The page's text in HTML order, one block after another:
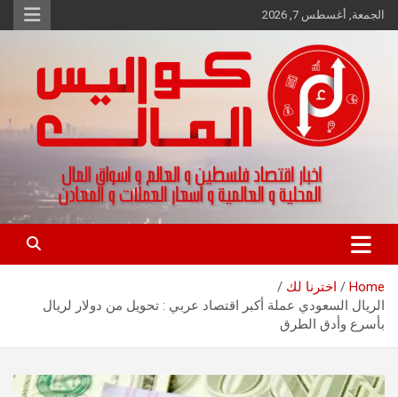
Skip
to
الجمعة, أغسطس 7, 2026
كواليس المال
اخبار اقتصاد فلسطين و العالم و تقارير اسواق المال و العملات
Home
اخترنا لك
الريال السعودي عملة أكبر اقتصاد عربي : تحويل من دولار لريال
بأسرع وأدق الطرق